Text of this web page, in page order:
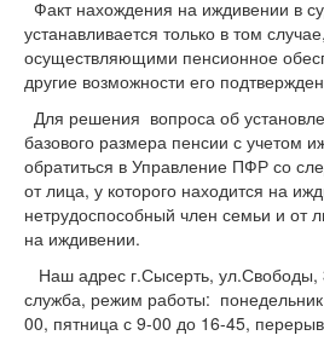
Факт нахождения на иждивении в
устанавливается только в том
осуществляющими пенсионное
другие возможности его
Для решения вопроса об
базового размера пенсии с учетом
обратиться в Управление ПФР со
от лица, у которого находится на
нетрудоспособный член семьи и от
на иждивении.
Наш адрес г.Сысерть, ул.Свободы,
служба, режим работы: понедельник
00, пятница с 9-00 до 16-45,